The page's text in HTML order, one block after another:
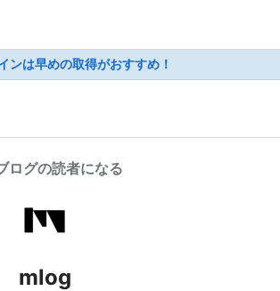
ンは早めの取得がおすすめ！
ログの読者になる
mlog